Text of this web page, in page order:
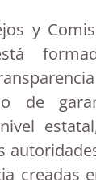
y
de
creadas